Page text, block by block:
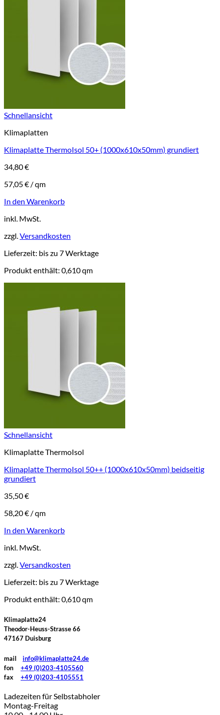
Schnellansicht
Klimaplatten
Klimaplatte ThermoIsol 50+ (1000x610x50mm) grundiert
34,80€
57,05€ /qm
In den Warenkorb
inkl. MwSt.
zzgl.Versandkosten
Lieferzeit: bis zu 7 Werktage
Produkt enthält: 0,610qm
Schnellansicht
Klimaplatte ThermoIsol
Klimaplatte ThermoIsol 50++ (1000x610x50mm) beidseitig
grundiert
35,50€
58,20€ /qm
In den Warenkorb
inkl. MwSt.
zzgl.Versandkosten
Lieferzeit: bis zu 7 Werktage
Produkt enthält: 0,610qm
Klimaplatte24
Theodor-Heuss-Strasse 66
47167 Duisburg
mail info@klimaplatte24.de
fon +49 (0)203-4105560
fax +49 (0)203-4105551
Ladezeiten für Selbstabholer
Montag-Freitag